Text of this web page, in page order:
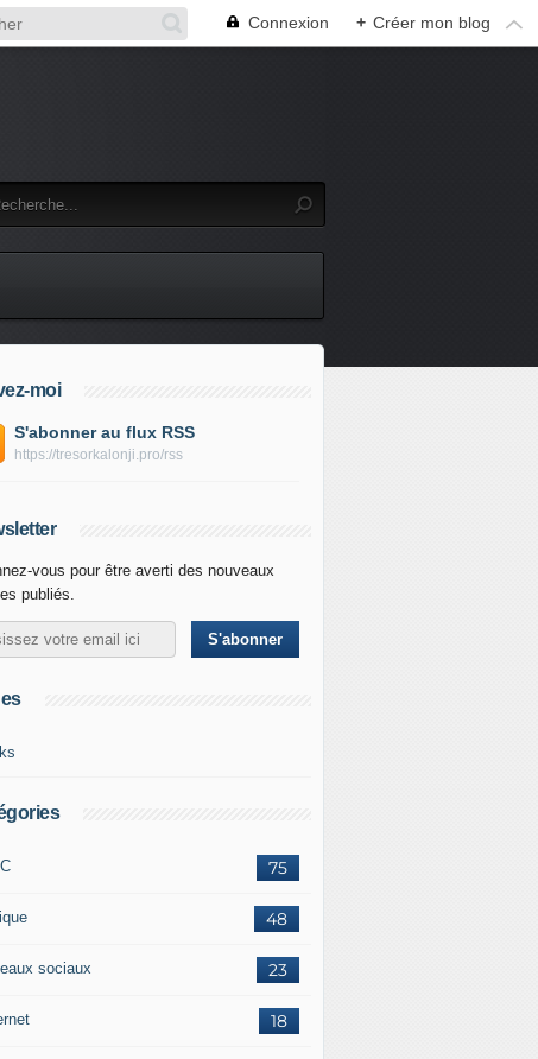
Connexion + Créer mon blog
moi
S'abonner au flux RSS
https://tresorkalonji.pro/rss
vous pour être averti des nouveaux
publiés.
75
48
23
sociaux
18